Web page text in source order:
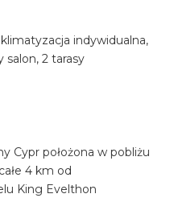
indywidualna,
salon, 2 tarasy
Cypr położona w pobliżu
4 km od
King Evelthon